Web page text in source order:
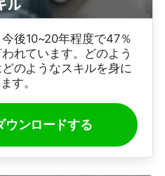
後10~20年程度で47％
れています。どのよう
のようなスキルを身に
す。
ウンロードする